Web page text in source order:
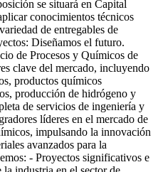
se situará en Capital
conocimientos técnicos
de entregables de
Diseñamos el futuro.
de Procesos y Químicos de
clave del mercado, incluyendo
productos químicos
producción de hidrógeno y
de servicios de ingeniería y
líderes en el mercado de
impulsando la innovación
avanzados para la
- Proyectos significativos e